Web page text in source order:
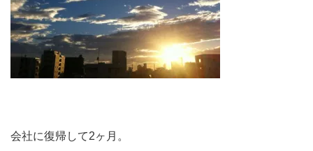
会社に復帰して2ヶ月。